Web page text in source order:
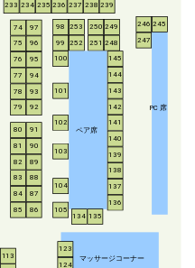
ペア席
PC 席
マッサージコーナー
74
75
76
77
78
79
80
81
82
83
84
85 86
87
88
89
90
91
92
93
94
95
96
97
98
99
100
101
102
103
104
105
113
123
124
134 135
136
137
138
139
140
141
142
143
144
145
233 234 235 236 237 238 239
245
246
247
248
249
250
251
252
253